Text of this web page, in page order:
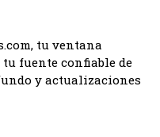
tu ventana
fuente confiable de
y actualizaciones